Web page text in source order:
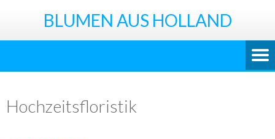
BLUMEN AUS HOLLAND
Hochzeitsfloristik